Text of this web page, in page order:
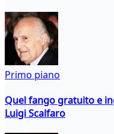
Primo piano
Quel fango gratuito e
Luigi Scalfaro